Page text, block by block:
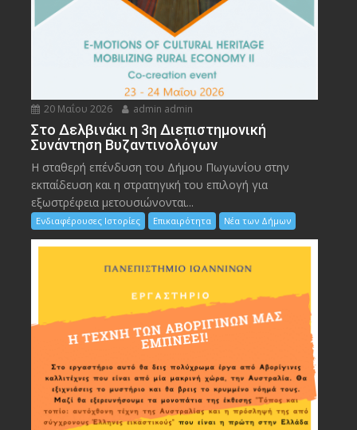
20 Μαΐου 2026 admin admin
Στο Δελβινάκι η 3η Διεπιστημονική
Συνάντηση Βυζαντινολόγων
Η σταθερή επένδυση του Δήμου Πωγωνίου στην
εκπαίδευση και η στρατηγική του επιλογή για
εξωστρέφεια μετουσιώνονται...
Ενδιαφέρουσες Ιστορίες Επικαιρότητα Νέα των Δήμων